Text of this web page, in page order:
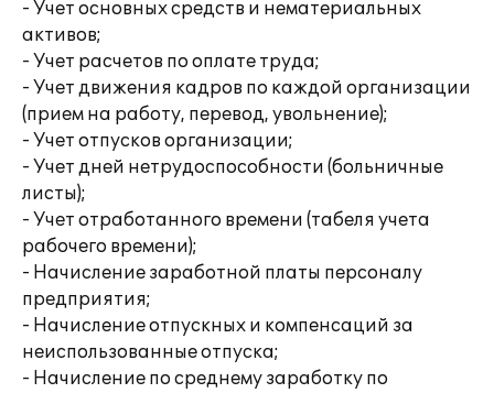
- Учет основных средств и нематериальных
активов;
- Учет расчетов по оплате труда;
- Учет движения кадров по каждой организации
(прием на работу, перевод, увольнение);
- Учет отпусков организации;
- Учет дней нетрудоспособности (больничные
листы);
- Учет отработанного времени (табеля учета
рабочего времени);
- Начисление заработной платы персоналу
предприятия;
- Начисление отпускных и компенсаций за
неиспользованные отпуска;
- Начисление по среднему заработку по